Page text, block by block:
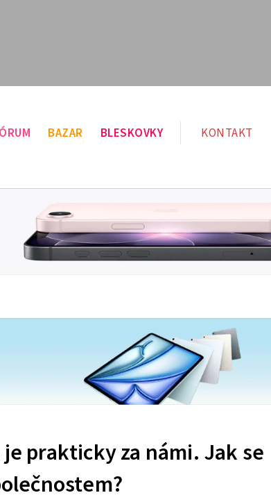
BAZAR BLESKOVKY KONTAKT
prakticky za námi. Jak se